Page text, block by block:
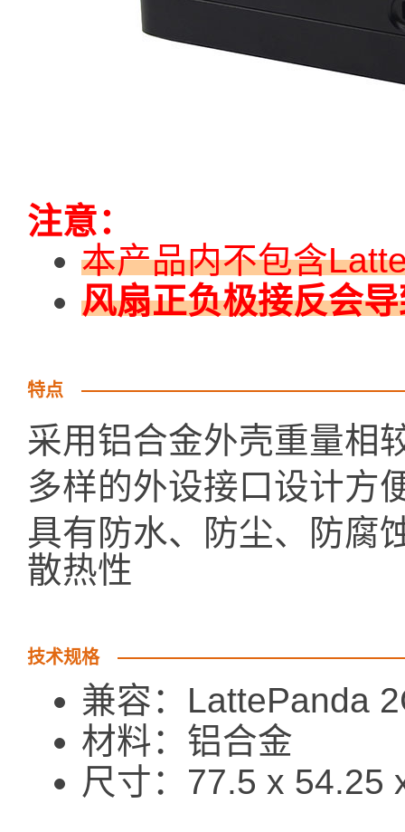
注意：
本产品内不包含
风扇正负极接反会
特点
采用铝合金外壳重量相
多样的外设接口设计方
具有防水、防尘、防腐
散热性
技术规格
兼容：LattePanda
材料：铝合金
尺寸：77.5 x 54.25